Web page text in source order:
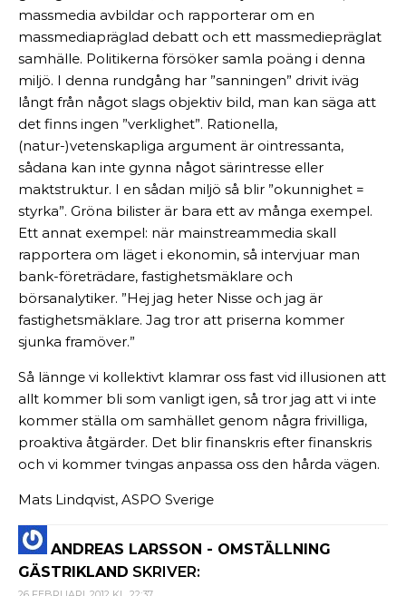
massmedia avbildar och rapporterar om en
massmediapräglad debatt och ett massmediepräglat
samhälle. Politikerna försöker samla poäng i denna
miljö. I denna rundgång har ”sanningen” drivit iväg
långt från något slags objektiv bild, man kan säga att
det finns ingen ”verklighet”. Rationella,
(natur-)vetenskapliga argument är ointressanta,
sådana kan inte gynna något särintresse eller
maktstruktur. I en sådan miljö så blir ”okunnighet =
styrka”. Gröna bilister är bara ett av många exempel.
Ett annat exempel: när mainstreammedia skall
rapportera om läget i ekonomin, så intervjuar man
bank-företrädare, fastighetsmäklare och
börsanalytiker. ”Hej jag heter Nisse och jag är
fastighetsmäklare. Jag tror att priserna kommer
sjunka framöver.”
Så lännge vi kollektivt klamrar oss fast vid illusionen att
allt kommer bli som vanligt igen, så tror jag att vi inte
kommer ställa om samhället genom några frivilliga,
proaktiva åtgärder. Det blir finanskris efter finanskris
och vi kommer tvingas anpassa oss den hårda vägen.
Mats Lindqvist, ASPO Sverige
ANDREAS LARSSON - OMSTÄLLNING
GÄSTRIKLAND SKRIVER: